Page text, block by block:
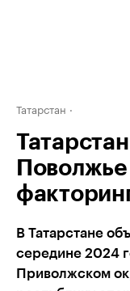
Татарстан
В Татарстане
середине 2024
Приволжском